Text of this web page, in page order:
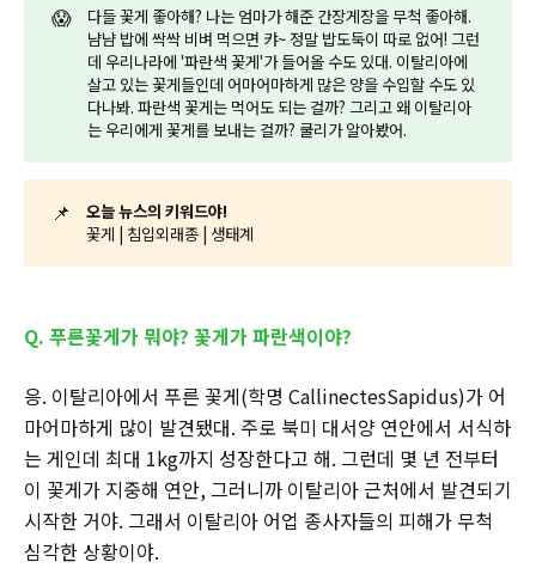
😱
다들 꽃게 좋아해? 나는 엄마가 해준 간장게장을 무척 좋아해.
냠냠 밥에 싹싹 비벼 먹으면 캬~ 정말 밥도둑이 따로 없어! 그런
데 우리나라에 '파란색 꽃게'가 들어올 수도 있대. 이탈리아에
살고 있는 꽃게들인데 어마어마하게 많은 양을 수입할 수도 있
다나봐. 파란색 꽃게는 먹어도 되는 걸까? 그리고 왜 이탈리아
는 우리에게 꽃게를 보내는 걸까? 쿨리가 알아봤어.
📌
오늘 뉴스의 키워드야!
꽃게 | 침입외래종 | 생태계
Q. 푸른꽃게가 뭐야? 꽃게가 파란색이야?
응. 이탈리아에서 푸른 꽃게(학명 CallinectesSapidus)가 어
마어마하게 많이 발견됐대. 주로 북미 대서양 연안에서 서식하
는 게인데 최대 1kg까지 성장한다고 해. 그런데 몇 년 전부터
이 꽃게가 지중해 연안, 그러니까 이탈리아 근처에서 발견되기
시작한 거야. 그래서 이탈리아 어업 종사자들의 피해가 무척
심각한 상황이야.